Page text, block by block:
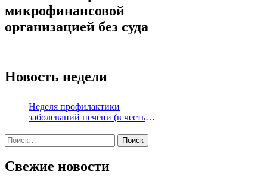
микрофинансовой
организацией без суда
Новость недели
Неделя профилактики
заболеваний печени (в честь
Найти:
Свежие новости